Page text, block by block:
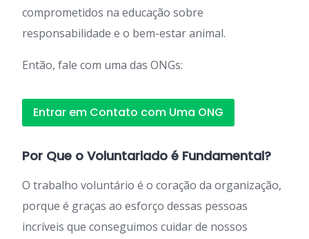
comprometidos na educação sobre
responsabilidade e o bem-estar animal.
Então, fale com uma das ONGs:
Entrar em Contato com Uma ONG
Por Que o Voluntariado é Fundamental?
O trabalho voluntário é o coração da organização,
porque é graças ao esforço dessas pessoas
incríveis que conseguimos cuidar de nossos